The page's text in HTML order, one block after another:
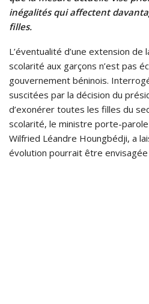
inégalités qui affectent
filles.
L’éventualité d’une extension
scolarité aux garçons n’est pas
gouvernement béninois.
suscitées par la décision du
d’exonérer toutes les filles du
scolarité, le ministre porte-
Wilfried Léandre Houngbédji, a
évolution pourrait être envisagée